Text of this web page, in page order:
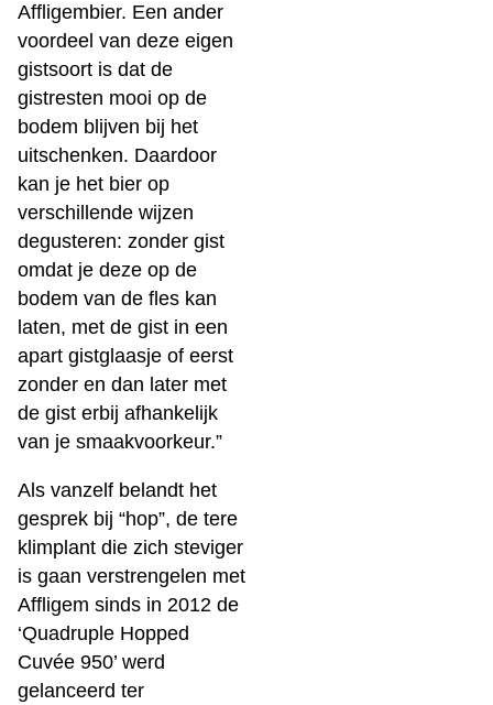
Affligembier. Een ander
voordeel van deze eigen
gistsoort is dat de
gistresten mooi op de
bodem blijven bij het
uitschenken. Daardoor
kan je het bier op
verschillende wijzen
degusteren: zonder gist
omdat je deze op de
bodem van de fles kan
laten, met de gist in een
apart gistglaasje of eerst
zonder en dan later met
de gist erbij afhankelijk
van je smaakvoorkeur.”
Als vanzelf belandt het
gesprek bij “hop”, de tere
klimplant die zich steviger
is gaan verstrengelen met
Affligem sinds in 2012 de
‘Quadruple Hopped
Cuvée 950’ werd
gelanceerd ter